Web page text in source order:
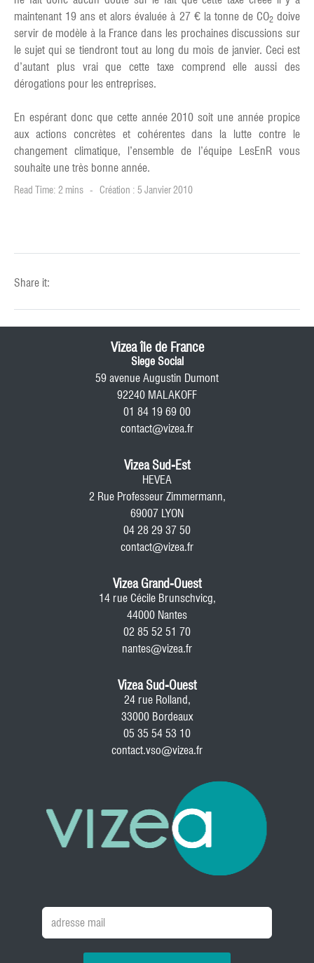
maintenant 19 ans et alors évaluée à 27 € la tonne de CO2doive
servir de modèle à la France dans les prochaines discussions sur
le sujet qui se tiendront tout au long du mois de janvier. Ceci est
d’autant plus vrai que cette taxe comprend elle aussi des
dérogations pour les entreprises.
En espérant donc que cette année 2010 soit une année propice
aux actions concrètes et cohérentes dans la lutte contre le
changement climatique, l’ensemble de l’équipe LesEnR vous
souhaite une très bonne année.
Read Time: 2 mins Création : 5 Janvier 2010
Share it:
Vizea île de France
Siege Social
59 avenue Augustin Dumont
92240 MALAKOFF
01 84 19 69 00
contact@vizea.fr
Vizea Sud-Est
HEVEA
2 Rue Professeur Zimmermann,
69007 LYON
04 28 29 37 50
contact@vizea.fr
Vizea Grand-Ouest
14 rue Cécile Brunschvicg,
44000 Nantes
02 85 52 51 70
nantes@vizea.fr
Vizea Sud-Ouest
24 rue Rolland,
33000 Bordeaux
05 35 54 53 10
contact.vso@vizea.fr